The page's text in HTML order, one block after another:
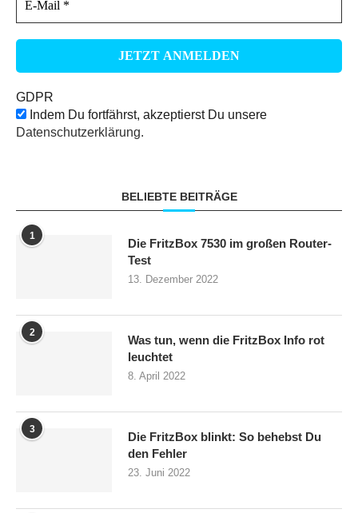
GDPR
Indem Du fortfährst, akzeptierst Du unsere
Datenschutzerklärung.
BELIEBTE BEITRÄGE
1
Die FritzBox 7530 im großen Router-
Test
13. Dezember 2022
2
Was tun, wenn die FritzBox Info rot
leuchtet
8. April 2022
3
Die FritzBox blinkt: So behebst Du
den Fehler
23. Juni 2022